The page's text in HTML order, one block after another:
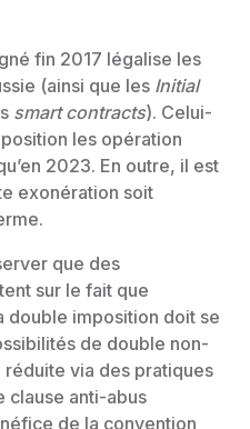
fin 2017 légalise les
(ainsi que les Initial
smart contracts). Celui-
les opération
2023. En outre, il est
exonération soit
que des
sur le fait que
double imposition doit se
de double non-
réduite via des pratiques
clause anti-abus
de la convention